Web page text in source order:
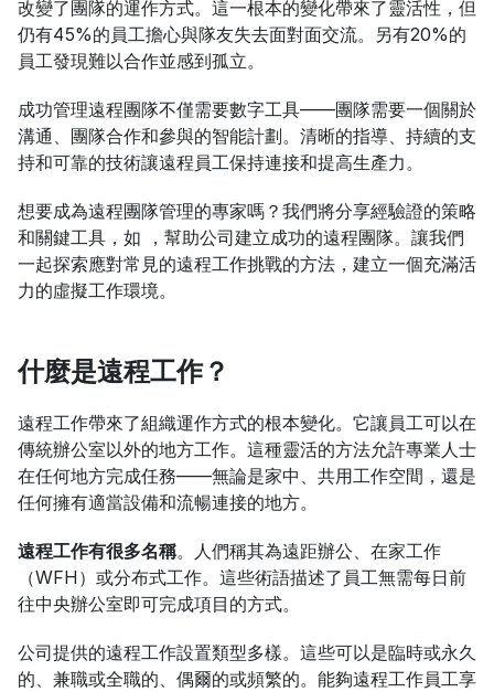
改變了團隊的運作方式。這一根本的變化帶來了靈活性，但
仍有45%的員工擔心與隊友失去面對面交流。另有20%的
員工發現難以合作並感到孤立。
成功管理遠程團隊不僅需要數字工具——團隊需要一個關於
溝通、團隊合作和參與的智能計劃。清晰的指導、持續的支
持和可靠的技術讓遠程員工保持連接和提高生產力。
想要成為遠程團隊管理的專家嗎？我們將分享經驗證的策略
和關鍵工具，如 ，幫助公司建立成功的遠程團隊。讓我們
一起探索應對常見的遠程工作挑戰的方法，建立一個充滿活
力的虛擬工作環境。
什麼是遠程工作？
遠程工作帶來了組織運作方式的根本變化。它讓員工可以在
傳統辦公室以外的地方工作。這種靈活的方法允許專業人士
在任何地方完成任務——無論是家中、共用工作空間，還是
任何擁有適當設備和流暢連接的地方。
遠程工作有很多名稱。人們稱其為遠距辦公、在家工作
（WFH）或分布式工作。這些術語描述了員工無需每日前
往中央辦公室即可完成項目的方式。
公司提供的遠程工作設置類型多樣。這些可以是臨時或永久
的、兼職或全職的、偶爾的或頻繁的。能夠遠程工作員工享